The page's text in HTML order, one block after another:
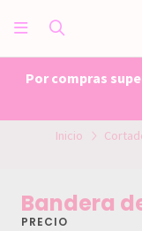
Por compras
Inicio
Bandera
PRECIO